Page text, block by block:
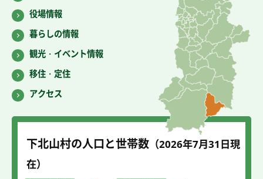
役場情報
暮らしの情報
観光・イベント情報
移住・定住
アクセス
下北山村の人口と世帯数 （2026年7月31 日現
在）